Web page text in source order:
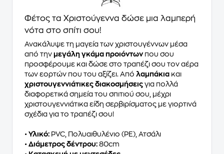
Φέτος τα Χριστούγεννα δώσε μια λαμπερή
νότα στο σπίτι σου!
Ανακάλυψε τη μαγεία των χριστουγέννων μέσα
από την μεγάλη γκάμα προιόντωνπου σου
προσφέρουμε και δώσε στο τραπέζι σου τον αέρα
των εορτών που του αξίζει. Από λαμπάκια και
χριστουγεννιάτικες διακοσμήσεις για πολλά
διαφορετικά σημεία του σπιτιού σου, μέχρι
χριστουγεννιάτικα είδη σερβιρίσματος με γιορτινά
σχέδια για το τραπέζι σου!
• Υλικό: PVC, Πολυαιθυλένιο (PE), Ατσάλι
• Διάμετρος δέντρου: 80cm